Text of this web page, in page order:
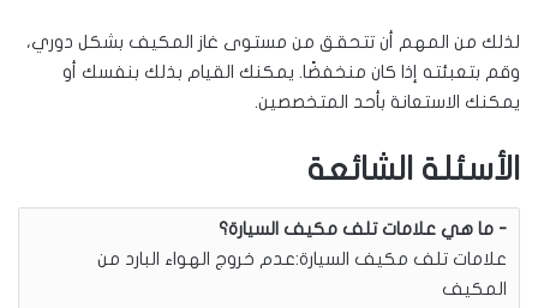
لذلك من المهم أن تتحقق من مستوى غاز المكيف بشكل دوري،
وقم بتعبئته إذا كان منخفضًا. يمكنك القيام بذلك بنفسك أو
يمكنك الاستعانة بأحد المتخصصين.
الأسئلة الشائعة
ما هي علامات تلف مكيف السيارة؟
علامات تلف مكيف السيارة:عدم خروج الهواء البارد من
المكيف